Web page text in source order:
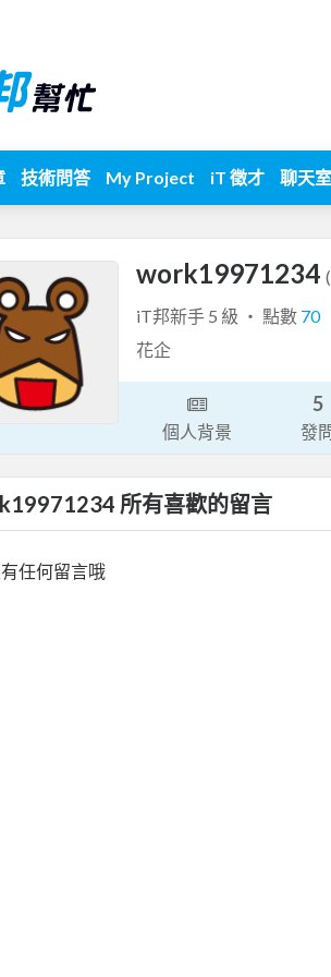
技術問答 My Project iT 徵才 聊天室
work19971234
iT邦新手 5 級 ‧ 點數 70
花企
個人背景
5
發
所有喜歡的留言
任何留言哦